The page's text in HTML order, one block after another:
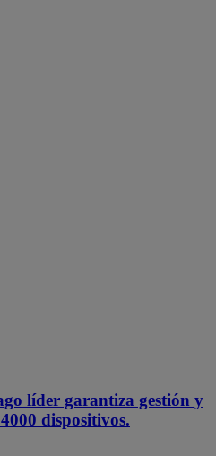
líder garantiza gestión y
dispositivos.